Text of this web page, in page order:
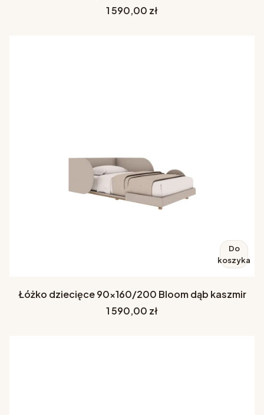
Cena
1 590,00 zł
Do
koszyka
Łóżko dziecięce 90x160/200 Bloom dąb kaszmir
Cena
1 590,00 zł